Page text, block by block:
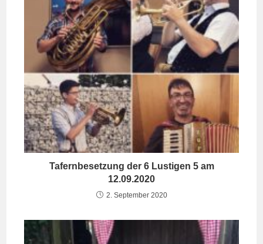
Tafernbesetzung der 6 Lustigen 5 am
12.09.2020
2. September 2020